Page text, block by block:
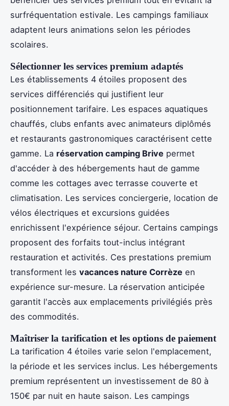
surfréquentation estivale. Les campings familiaux
adaptent leurs animations selon les périodes
scolaires.
Sélectionner les services premium adaptés
Les établissements 4 étoiles proposent des
services différenciés qui justifient leur
positionnement tarifaire. Les espaces aquatiques
chauffés, clubs enfants avec animateurs diplômés
et restaurants gastronomiques caractérisent cette
gamme. La réservation camping Brive permet
d'accéder à des hébergements haut de gamme
comme les cottages avec terrasse couverte et
climatisation. Les services conciergerie, location de
vélos électriques et excursions guidées
enrichissent l'expérience séjour. Certains campings
proposent des forfaits tout-inclus intégrant
restauration et activités. Ces prestations premium
transforment les vacances nature Corrèze en
expérience sur-mesure. La réservation anticipée
garantit l'accès aux emplacements privilégiés près
des commodités.
Maîtriser la tarification et les options de paiement
La tarification 4 étoiles varie selon l'emplacement,
la période et les services inclus. Les hébergements
premium représentent un investissement de 80 à
150€ par nuit en haute saison. Les campings